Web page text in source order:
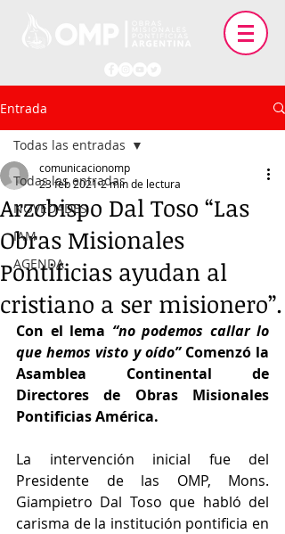
Entrada
Todas las entradas
NOVEDADES
IAM
AGENDA
Todas las entradas
Arzobispo Dal Toso “Las
Obras Misionales
Pontificias ayudan al
cristiano a ser misionero”.
comunicacionomp
23 feb 20212 min de lectura
Con el lema “no podemos callar lo
que hemos visto y oído” Comenzó la
Asamblea Continental de
Directores de Obras Misionales
Pontificias América.
La intervención inicial fue del
Presidente de las OMP, Mons.
Giampietro Dal Toso que habló del
carisma de la institución pontificia en